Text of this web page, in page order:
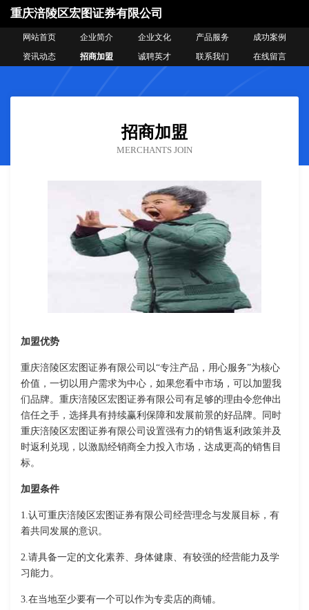
重庆涪陵区宏图证券有限公司
网站首页 企业简介 企业文化 产品服务
成功案例
资讯动态
招商加盟 诚聘英才 联系我们 在线留言
招商加盟
MERCHANTS JOIN
加盟优势
重庆涪陵区宏图证券有限公司以“专注产品，用心服务”为核心
价值，一切以用户需求为中心，如果您看中市场，可以加盟我
们品牌。重庆涪陵区宏图证券有限公司有足够的理由令您伸出
信任之手，选择具有持续赢利保障和发展前景的好品牌。同时
重庆涪陵区宏图证券有限公司设置强有力的销售返利政策并及
时返利兑现，以激励经销商全力投入市场，达成更高的销售目
标。
加盟条件
1.认可重庆涪陵区宏图证券有限公司经营理念与发展目标，有
着共同发展的意识。
2.请具备一定的文化素养、身体健康、有较强的经营能力及学
习能力。
3.在当地至少要有一个可以作为专卖店的商铺。